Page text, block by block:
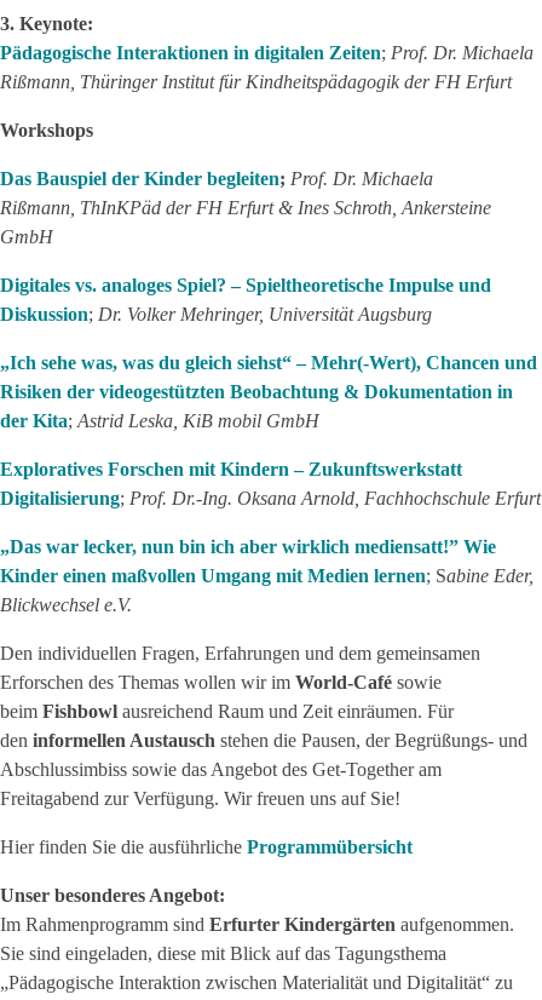
3. Keynote:
Pädagogische Interaktionen in digitalen Zeiten; Prof. Dr. Michaela
Rißmann, Thüringer Institut für Kindheitspädagogik der FH Erfurt
Workshops
Das Bauspiel der Kinder begleiten; Prof. Dr. Michaela
Rißmann, ThInKPäd der FH Erfurt & Ines Schroth, Ankersteine
GmbH
Digitales vs. analoges Spiel? – Spieltheoretische Impulse und
Diskussion; Dr. Volker Mehringer, Universität Augsburg
„Ich sehe was, was du gleich siehst“ – Mehr(-Wert), Chancen und
Risiken der videogestützten Beobachtung & Dokumentation in
der Kita; Astrid Leska, KiB mobil GmbH
Exploratives Forschen mit Kindern – Zukunftswerkstatt
Digitalisierung; Prof. Dr.-Ing. Oksana Arnold, Fachhochschule Erfurt
„Das war lecker, nun bin ich aber wirklich mediensatt!” Wie
Kinder einen maßvollen Umgang mit Medien lernen; Sabine Eder,
Blickwechsel e.V.
Den individuellen Fragen, Erfahrungen und dem gemeinsamen
Erforschen des Themas wollen wir im World-Café sowie
beim Fishbowl ausreichend Raum und Zeit einräumen. Für
den informellen Austausch stehen die Pausen, der Begrüßungs- und
Abschlussimbiss sowie das Angebot des Get-Together am
Freitagabend zur Verfügung. Wir freuen uns auf Sie!
Hier finden Sie die ausführliche Programmübersicht
Unser besonderes Angebot:
Im Rahmenprogramm sind Erfurter Kindergärten aufgenommen.
Sie sind eingeladen, diese mit Blick auf das Tagungsthema
„Pädagogische Interaktion zwischen Materialität und Digitalität“ zu